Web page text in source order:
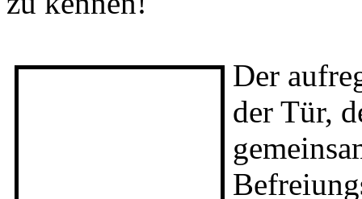
bei mir zu Hause. Ich und
in unser Herz, dass wir
Der